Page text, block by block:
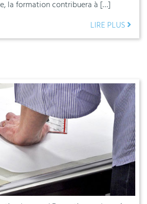
la formation contribuera à […]
LIRE PLUS